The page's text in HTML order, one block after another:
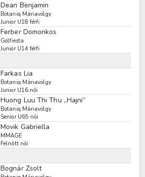
Dean Benjamin
Botaniq Máriavölgy
Junior U18 férfi
Ferber Domonkos
Golfiesta
Junior U14 férfi
Farkas Lia
Botaniq Máriavölgy
Junior U16 női
Huong Luu Thi Thu „Hajni”
Botaniq Máriavölgy
Senior U65 női
Movik Gabriella
MMAGE
Felnőtt női
Bognár Zsolt